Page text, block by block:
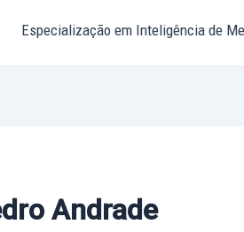
Especialização em Inteligência de
Andrade